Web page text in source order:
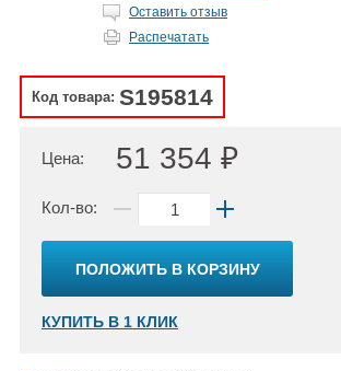
Оставить отзыв
Распечатать
Код товара: S195814
Цена: 51 354 ₽
Кол-во:
ПОЛОЖИТЬ В КОРЗИНУ
КУПИТЬ В 1 КЛИК